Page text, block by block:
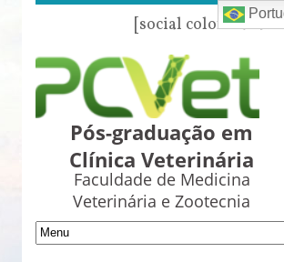
[social color="azul"
Pós-graduação em
Clínica Veterinária
Faculdade de Medicina
Veterinária e Zootecnia